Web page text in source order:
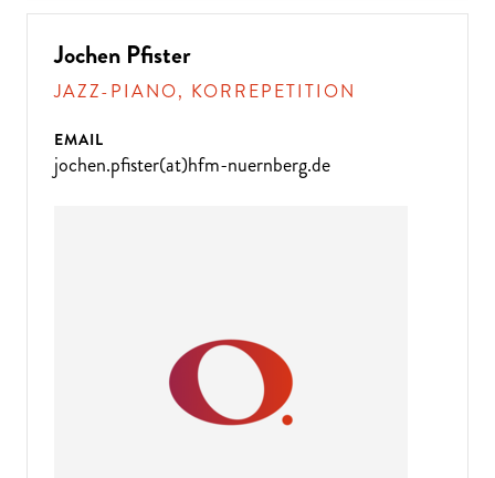
Jochen Pfister
JAZZ-PIANO, KORREPETITION
EMAIL
jochen.pfister(at)hfm-nuernberg.de